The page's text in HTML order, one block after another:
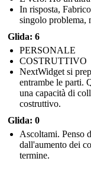
In risposta,
singolo problema,
Glida: 6
PERSONALE
COSTRUTTIVO
NextWidget si
entrambe le parti.
una capacità di
costruttivo.
Glida: 0
Ascoltami. Penso
dall'aumento dei
termine.